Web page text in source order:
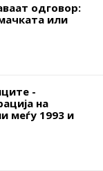
одговор:
или
-
на
меѓу 1993 и